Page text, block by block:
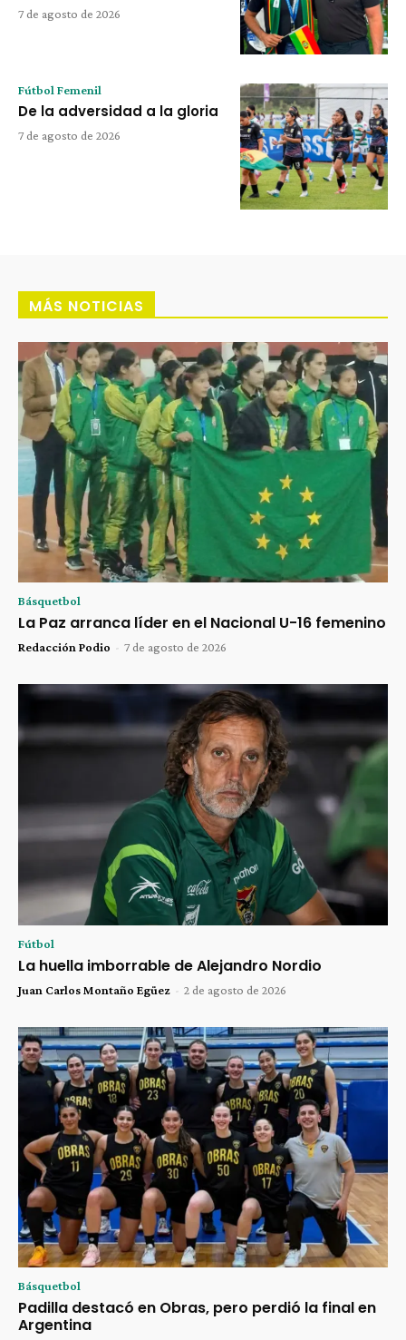
7 de agosto de 2026
Fútbol Femenil
De la adversidad a la gloria
7 de agosto de 2026
MÁS NOTICIAS
Básquetbol
La Paz arranca líder en el Nacional U-16 femenino
Redacción Podio - 7 de agosto de 2026
Fútbol
La huella imborrable de Alejandro Nordio
Juan Carlos Montaño Egüez - 2 de agosto de 2026
Básquetbol
Padilla destacó en Obras, pero perdió la final en
Argentina